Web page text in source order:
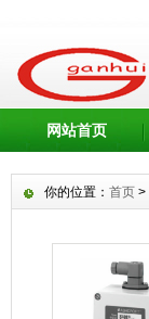
网站首页
你的位置： 首页 >